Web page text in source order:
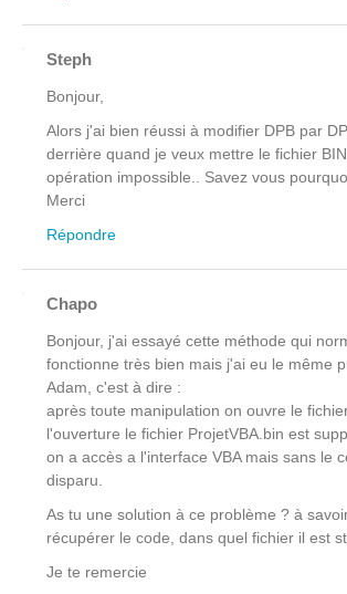
Steph
Bonjour,
Alors j'ai bien réussi à modifier DPB par
derrière quand je veux mettre le fichier
opération impossible.. Savez vous
Merci
Répondre
Chapo
Bonjour, j'ai essayé cette méthode qui
fonctionne très bien mais j'ai eu le même
Adam, c'est à dire :
après toute manipulation on ouvre le
l'ouverture le fichier ProjetVBA.bin est
on a accès a l'interface VBA mais sans le
disparu.
As tu une solution à ce problème ? à
récupérer le code, dans quel fichier il est
Je te remercie